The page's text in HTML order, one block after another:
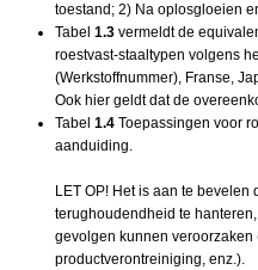
toestand; 2) Na oplosgloeien
Tabel1.3 vermeldt de
roestvast-staaltypen volgens
(Werkstoffnummer), Franse,
Ook hier geldt dat de
Tabel1.4 Toepassingen voor
aanduiding.
LET OP! Het is aan te
terughoudendheid te
gevolgen kunnen
productverontreiniging, enz.).